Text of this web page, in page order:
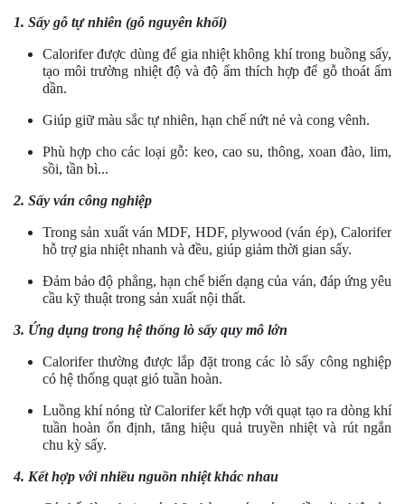
1. Sấy gỗ tự nhiên (gỗ nguyên khối)
Calorifer được dùng để gia nhiệt không khí trong buồng sấy,
tạo môi trường nhiệt độ và độ ẩm thích hợp để gỗ thoát ẩm
dần.
Giúp giữ màu sắc tự nhiên, hạn chế nứt nẻ và cong vênh.
Phù hợp cho các loại gỗ: keo, cao su, thông, xoan đào, lim,
sồi, tần bì...
2. Sấy ván công nghiệp
Trong sản xuất ván MDF, HDF, plywood (ván ép), Calorifer
hỗ trợ gia nhiệt nhanh và đều, giúp giảm thời gian sấy.
Đảm bảo độ phẳng, hạn chế biến dạng của ván, đáp ứng yêu
cầu kỹ thuật trong sản xuất nội thất.
3. Ứng dụng trong hệ thống lò sấy quy mô lớn
Calorifer thường được lắp đặt trong các lò sấy công nghiệp
có hệ thống quạt gió tuần hoàn.
Luồng khí nóng từ Calorifer kết hợp với quạt tạo ra dòng khí
tuần hoàn ổn định, tăng hiệu quả truyền nhiệt và rút ngắn
chu kỳ sấy.
4. Kết hợp với nhiều nguồn nhiệt khác nhau